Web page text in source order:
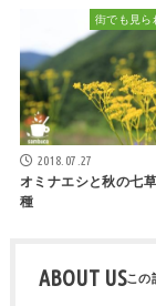
街でも見ら
2018.07.27
オミナエシと秋の七
種
ABOUT US